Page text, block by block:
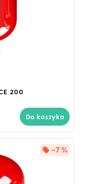
200
Do koszyka
–7 %